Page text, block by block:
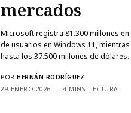
mercados
Microsoft registra 81.300 millones
de usuarios en Windows 11,
hasta los 37.500 millones de dólares.
POR HERNÁN RODRÍGUEZ
29 ENERO 2026
4 MINS. LECTURA